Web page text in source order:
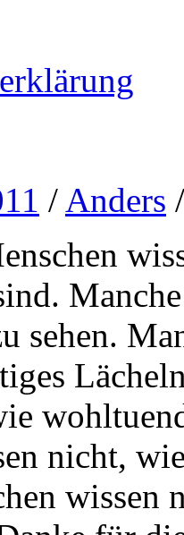
/ Anders
sehen.
nicht,
wissen